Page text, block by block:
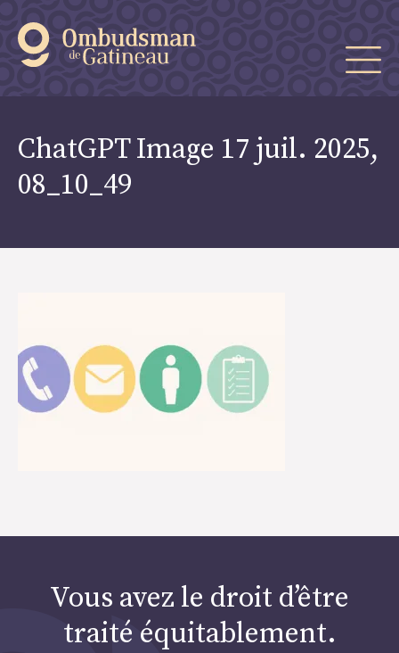
ChatGPT Image 17 juil. 2025,
08_10_49
Vous avez le droit d’être
traité équitablement.